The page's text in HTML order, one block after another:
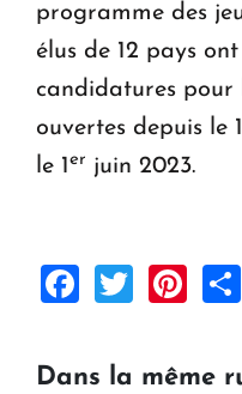
programme des
élus de 12 pays
candidatures pour
ouvertes depuis le
le 1er juin 2023.
Facebook
Twitter
Dans la même